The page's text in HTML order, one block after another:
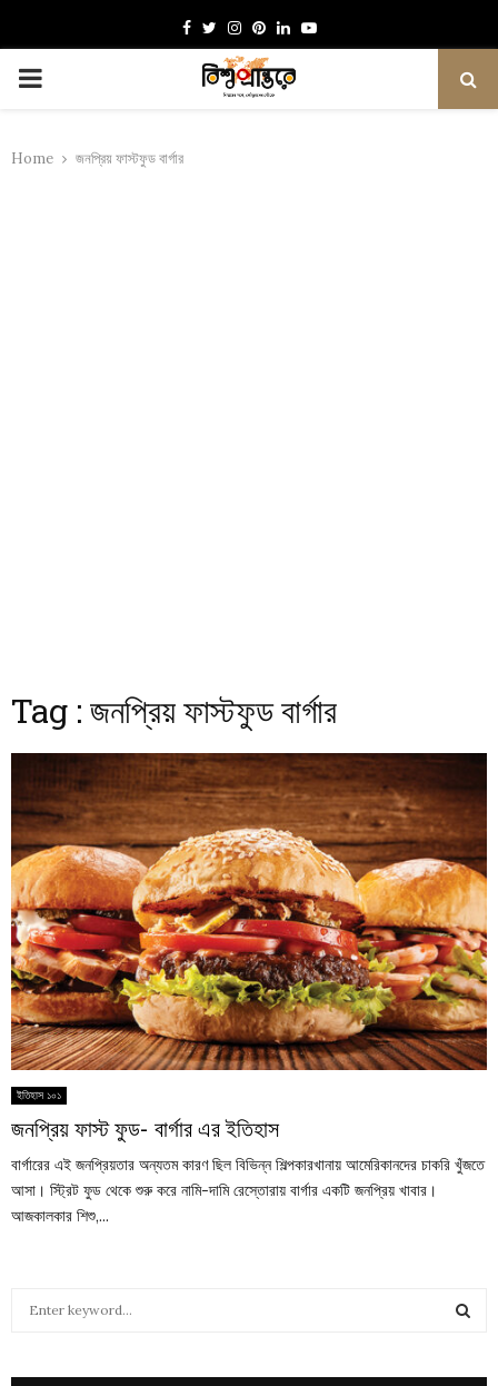
Facebook
TwitterInstagram
Pinterest
LinkedinYoutube
PRIMARY
Home জনপ্রিয় ফাস্টফুড বার্গার
Tag : জনপ্রিয় ফাস্টফুড বার্গার
ইতিহাস ১০১
জনপ্রিয় ফাস্ট ফুড- বার্গার এর ইতিহাস
বার্গারের এই জনপ্রিয়তার অন্যতম কারণ ছিল বিভিন্ন শিল্পকারখানায় আমেরিকানদের চাকরি খুঁজতে
আসা। স্ট্রিট ফুড থেকে শুরু করে নামি-দামি রেস্তোরায় বার্গার একটি জনপ্রিয় খাবার।
আজকালকার শিশু,...